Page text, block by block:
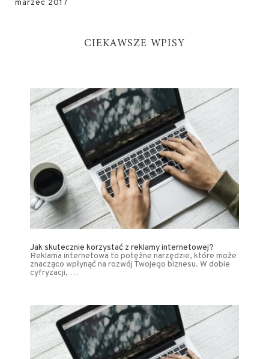
marzec 2017
CIEKAWSZE WPISY
Jak skutecznie korzystać z reklamy internetowej?
Reklama internetowa to potężne narzędzie, które może
znacząco wpłynąć na rozwój Twojego biznesu. W dobie
cyfryzacji, …